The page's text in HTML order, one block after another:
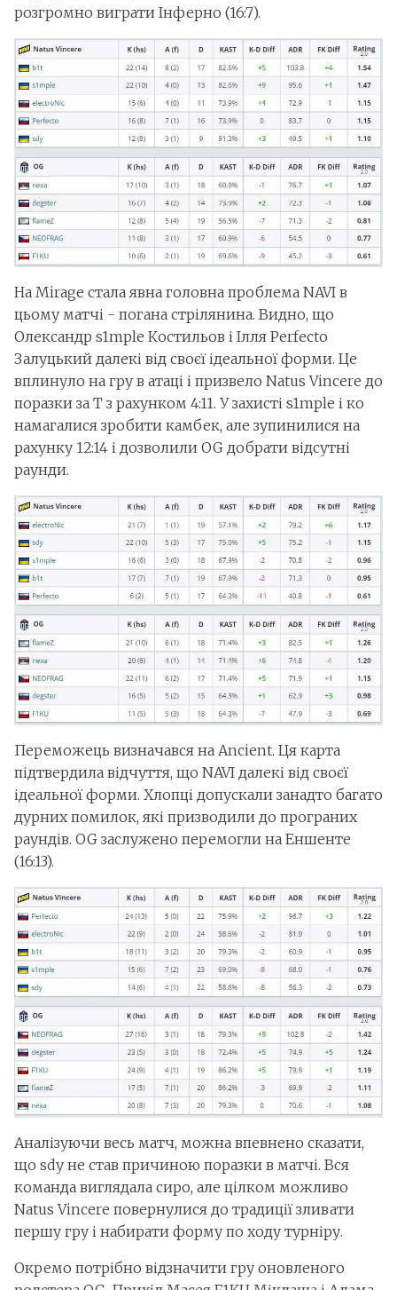
розгромно виграти Інферно (16:7).
На Mirage стала явна головна проблема NAVI в
цьому матчі - погана стрілянина. Видно, що
Олександр s1mple Костильов і Ілля Perfecto
Залуцький далекі від своєї ідеальної форми. Це
вплинуло на гру в атаці і призвело Natus Vincere до
поразки за Т з рахунком 4:11. У захисті s1mple і ко
намагалися зробити камбек, але зупинилися на
рахунку 12:14 і дозволили OG добрати відсутні
раунди.
Переможець визначався на Ancient. Ця карта
підтвердила відчуття, що NAVI далекі від своєї
ідеальної форми. Хлопці допускали занадто багато
дурних помилок, які призводили до програних
раундів. OG заслужено перемогли на Еншенте
(16:13).
Аналізуючи весь матч, можна впевнено сказати,
що sdy не став причиною поразки в матчі. Вся
команда виглядала сиро, але цілком можливо
Natus Vincere повернулися до традиції зливати
першу гру і набирати форму по ходу турніру.
Окремо потрібно відзначити гру оновленого